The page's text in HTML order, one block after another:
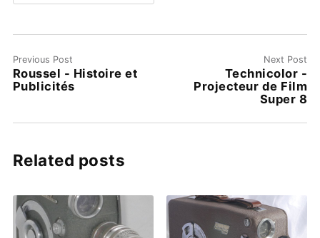
Previous Post
Roussel - Histoire et
Publicités
Next Post
Technicolor -
Projecteur de Film
Super 8
Related posts